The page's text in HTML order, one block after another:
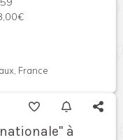
France
à